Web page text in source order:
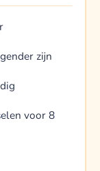
zijn
voor 8